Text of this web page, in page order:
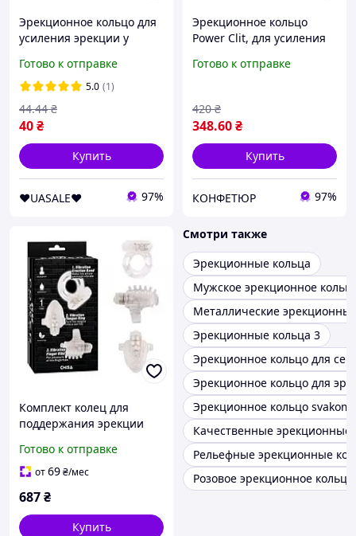
Эрекционное кольцо для
усиления эрекции у
полового акта
Готово к отправке
5.0 (1)
40₴
44.44 ₴
Купить
❤️UASALE❤️ 97%
Эрекционное кольцо
Power Clit, для усиления
поддержания эрекции
Готово к отправке
348.60₴
420 ₴
Купить
КОНФЕТЮР 97%
Комплект колец для
поддержания эрекции
без забот - GoodPlace
Готово к отправке
от69₴/мес
687₴
Купить
Смотри также
Эрекционные кольца
Мужское эрекционное
Металлические
Эрекционные кольца 3
Эрекционное кольцо для
Эрекционное кольцо для
Эрекционное кольцо svakom
Качественные эрекционные
Рельефные эрекционные
Розовое эрекционное кольцо